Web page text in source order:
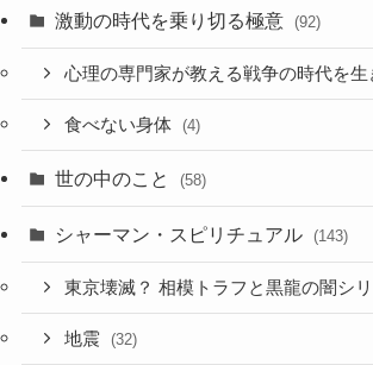
激動の時代を乗り切る極意 (92)
心理の専門家が教える戦争の時代を
食べない身体 (4)
世の中のこと (58)
シャーマン・スピリチュアル (143)
東京壊滅？ 相模トラフと黒龍の闇シ
地震 (32)